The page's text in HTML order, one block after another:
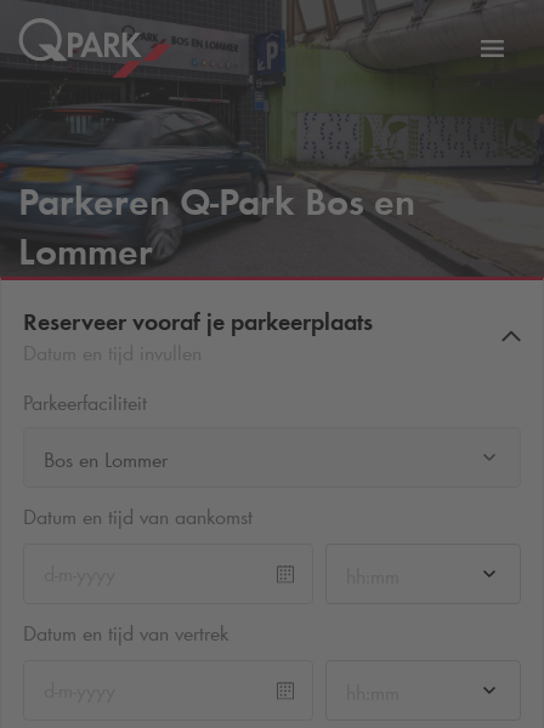
ParkerenQ-Park Bos en
Lommer
Reserveer vooraf je parkeerplaats
Parkeerfaciliteit
Bos en Lommer
Datum en tijd van aankomst
Datum en tijd van vertrek